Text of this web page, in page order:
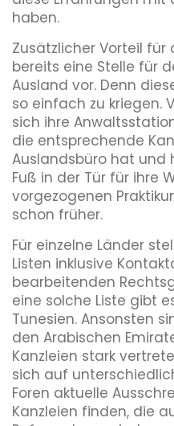
haben.
Zusätzlicher Vorteil für
bereits eine Stelle für
Ausland vor. Denn
so einfach zu kriegen.
sich ihre
die entsprechende
Auslandsbüro hat und
Fuß in der Tür für ihre
vorgezogenen
schon früher.
Für einzelne Länder
Listen inklusive
bearbeitenden
eine solche Liste gibt
Tunesien. Ansonsten
den Arabischen
Kanzleien stark
sich auf
Foren aktuelle
Kanzleien finden, die